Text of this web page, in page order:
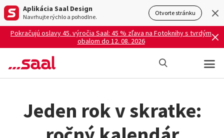
Aplikácia Saal Design
Navrhujte rýchlo a pohodlne. Otvorte stránku
Pokračujú oslavy 45. výročia Saal: 45 % zľava na Fotoknihy s tvrdým
obalom do 12. 08. 2026
Jeden rok v skratke: